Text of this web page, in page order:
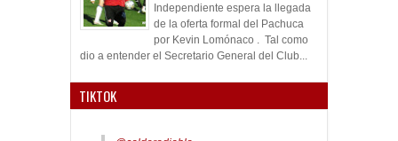
Independiente espera la llegada
de la oferta formal del Pachuca
por Kevin Lomónaco . Tal como
dio a entender el Secretario General del Club...
TIKTOK